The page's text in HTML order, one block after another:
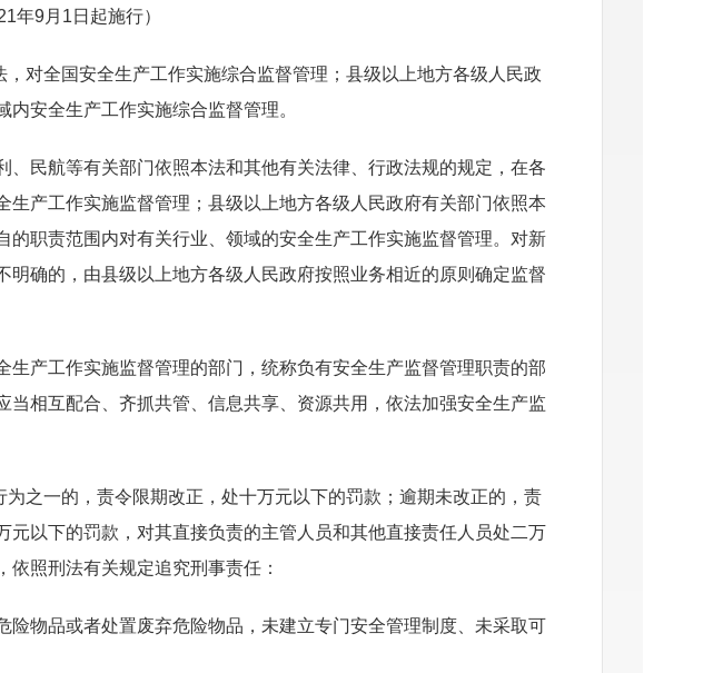
年9月1日起施行）
对全国安全生产工作实施综合监督管理；县级以上地方各级人民政
安全生产工作实施综合监督管理。
、民航等有关部门依照本法和其他有关法律、行政法规的规定，在各
生产工作实施监督管理；县级以上地方各级人民政府有关部门依照本
的职责范围内对有关行业、领域的安全生产工作实施监督管理。对新
明确的，由县级以上地方各级人民政府按照业务相近的原则确定监督
生产工作实施监督管理的部门，统称负有安全生产监督管理职责的部
当相互配合、齐抓共管、信息共享、资源共用，依法加强安全生产监
之一的，责令限期改正，处十万元以下的罚款；逾期未改正的，责
元以下的罚款，对其直接负责的主管人员和其他直接责任人员处二万
照刑法有关规定追究刑事责任：
险物品或者处置废弃危险物品，未建立专门安全管理制度、未采取可